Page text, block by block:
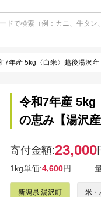
7年産 5kg〈白米〉越後湯沢
令和7年産 5kg
の恵み【湯沢
寄付金額:23,000
1kg単価:4,600円
新潟県 湯沢町 米・